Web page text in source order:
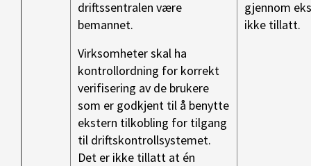
driftssentralen være
bemannet.
Virksomheter skal ha
kontrollordning for korrekt
verifisering av de brukere
som er godkjent til å benytte
ekstern tilkobling for tilgang
til driftskontrollsystemet.
Det er ikke tillatt at én
gjennom
ikke tillatt.